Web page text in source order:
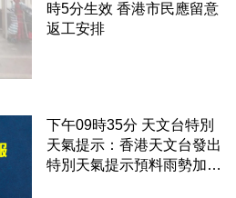
時5分生效 香港市民應留意
返工安排
下午09時35分 天文台特別
天氣提示：香港天文台發出
特別天氣提示預料雨勢加劇